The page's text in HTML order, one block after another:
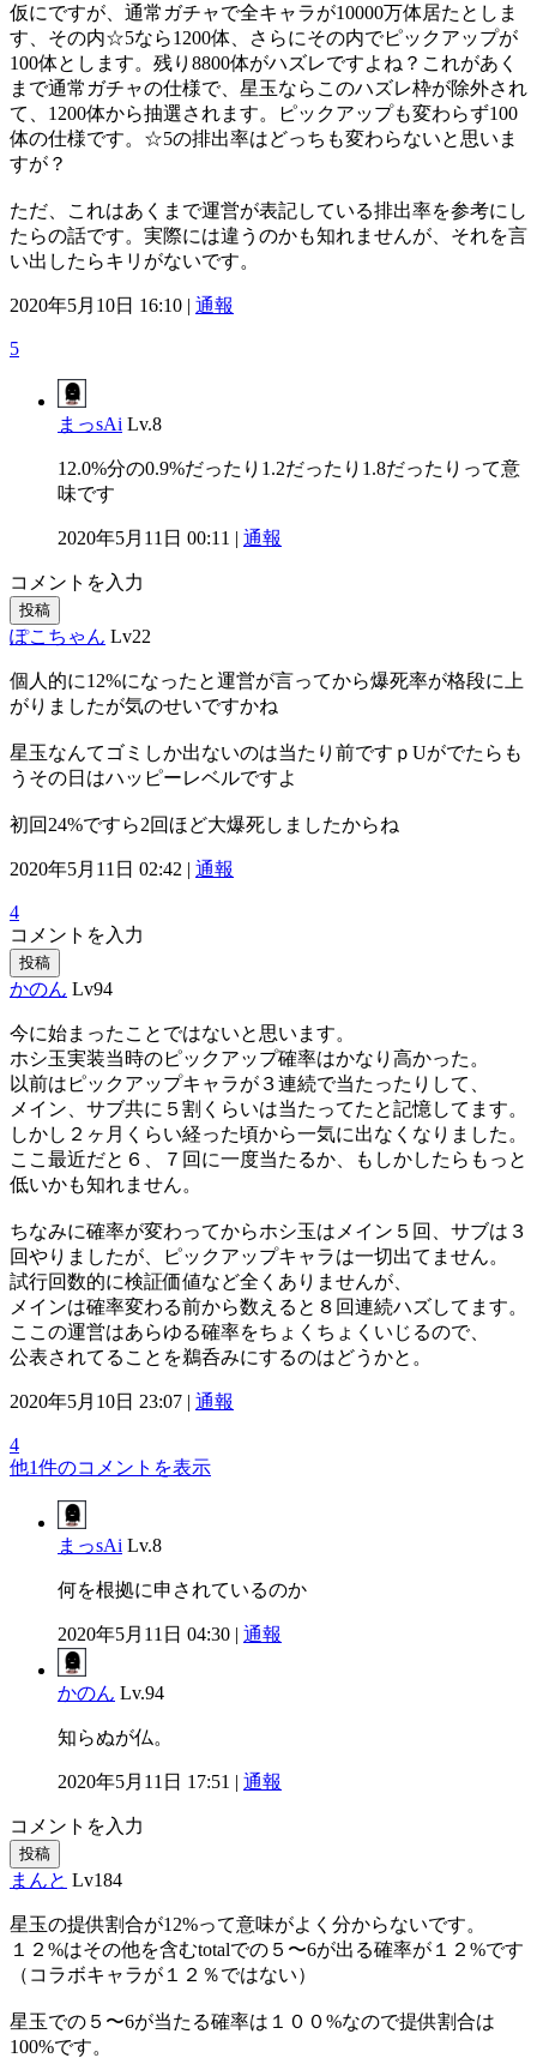
仮にですが、通常ガチャで全キャラが10000万体居たとしま
す、その内☆5なら1200体、さらにその内でピックアップが
100体とします。残り8800体がハズレですよね？これがあく
まで通常ガチャの仕様で、星玉ならこのハズレ枠が除外され
て、1200体から抽選されます。ピックアップも変わらず100
体の仕様です。☆5の排出率はどっちも変わらないと思いま
すが？
ただ、これはあくまで運営が表記している排出率を参考にし
たらの話です。実際には違うのかも知れませんが、それを言
い出したらキリがないです。
2020年5月10日 16:10 | 通報
5
まっsAi Lv.8
12.0%分の0.9%だったり1.2だったり1.8だったりって意
味です
2020年5月11日 00:11 | 通報
コメントを入力
投稿
ぽこちゃん Lv22
個人的に12%になったと運営が言ってから爆死率が格段に上
がりましたが気のせいですかね
星玉なんてゴミしか出ないのは当たり前ですｐUがでたらも
うその日はハッピーレベルですよ
初回24%ですら2回ほど大爆死しましたからね
2020年5月11日 02:42 | 通報
4
コメントを入力
投稿
かのん Lv94
今に始まったことではないと思います。
ホシ玉実装当時のピックアップ確率はかなり高かった。
以前はピックアップキャラが３連続で当たったりして、
メイン、サブ共に５割くらいは当たってたと記憶してます。
しかし２ヶ月くらい経った頃から一気に出なくなりました。
ここ最近だと６、７回に一度当たるか、もしかしたらもっと
低いかも知れません。
ちなみに確率が変わってからホシ玉はメイン５回、サブは３
回やりましたが、ピックアップキャラは一切出てません。
試行回数的に検証価値など全くありませんが、
メインは確率変わる前から数えると８回連続ハズしてます。
ここの運営はあらゆる確率をちょくちょくいじるので、
公表されてることを鵜呑みにするのはどうかと。
2020年5月10日 23:07 | 通報
4
他1件のコメントを表示
まっsAi Lv.8
何を根拠に申されているのか
2020年5月11日 04:30 | 通報
かのん Lv.94
知らぬが仏。
2020年5月11日 17:51 | 通報
コメントを入力
投稿
まんと Lv184
星玉の提供割合が12%って意味がよく分からないです。
１２%はその他を含むtotalでの５〜6が出る確率が１２%です
（コラボキャラが１２％ではない）
星玉での５〜6が当たる確率は１００%なので提供割合は
100%です。